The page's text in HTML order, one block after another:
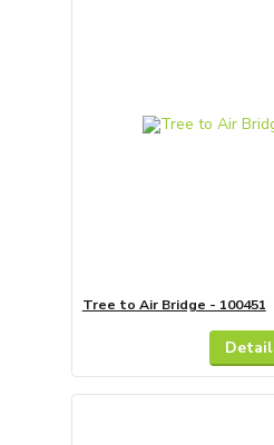
Tree to Air Bridge - 100451
Detail